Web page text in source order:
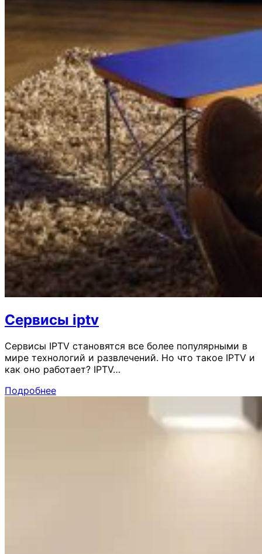
Cервисы iptv
Сервисы IPTV становятся все более популярными в
мире технологий и развлечений. Но что такое IPTV и
как оно работает? IPTV…
Подробнее